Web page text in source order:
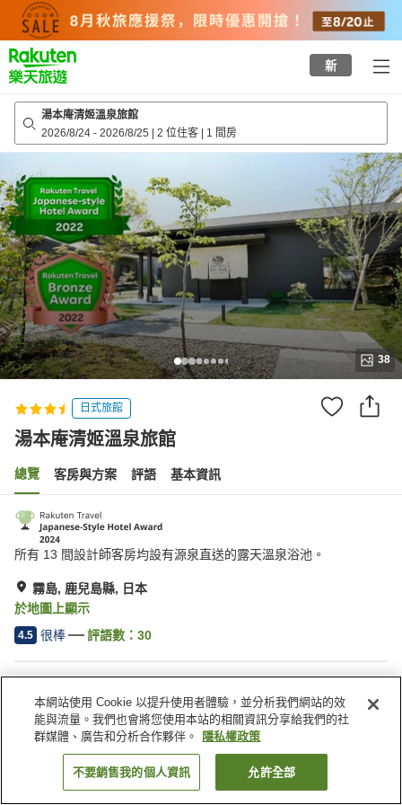
top
page
新
湯本庵清姬溫泉旅館
2026/8/24 - 2026/8/25 | 2 位住客 | 1 間房
38
日式旅館
湯本庵清姬溫泉旅館
總覽 客房與方案 評語 基本資訊
所有 13 間設計師客房均設有源泉直送的露天溫泉浴池。
霧島, 鹿兒島縣, 日本
於地圖上顯示
4.5 很棒 評語數： 30
無線網路
健身房
私人餐廳
酒吧
日本 鹿兒島縣 霧島 湯本庵清姬溫泉旅館
找客房
本網站使用 Cookie 以提升使用者體驗，並分析我們網站的效
能與流量。我們也會將您使用本站的相關資訊分享給我們的社
群媒體、廣告和分析合作夥伴。
隱私權政策
不要銷售我的個人資訊 允許全部